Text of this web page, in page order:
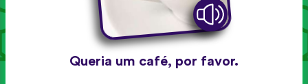
Queria um café, por favor.